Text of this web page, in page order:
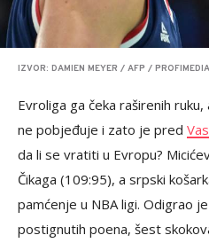
IZVOR: DAMIEN MEYER / AFP / PROFIMEDIA
Evroliga ga čeka raširenih
ne pobjeđuje i zato je pred
da li se vratiti u Evropu?
Čikaga (109:95), a srpski
pamćenje u NBA ligi. Odigrao
postignutih poena, šest